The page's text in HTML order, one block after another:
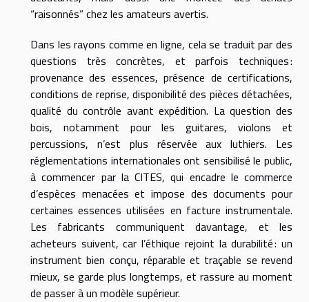
“raisonnés” chez les amateurs avertis.
Dans les rayons comme en ligne, cela se traduit par des
questions très concrètes, et parfois techniques :
provenance des essences, présence de certifications,
conditions de reprise, disponibilité des pièces détachées,
qualité du contrôle avant expédition. La question des
bois, notamment pour les guitares, violons et
percussions, n’est plus réservée aux luthiers. Les
réglementations internationales ont sensibilisé le public,
à commencer par la CITES, qui encadre le commerce
d’espèces menacées et impose des documents pour
certaines essences utilisées en facture instrumentale.
Les fabricants communiquent davantage, et les
acheteurs suivent, car l’éthique rejoint la durabilité : un
instrument bien conçu, réparable et traçable se revend
mieux, se garde plus longtemps, et rassure au moment
de passer à un modèle supérieur.